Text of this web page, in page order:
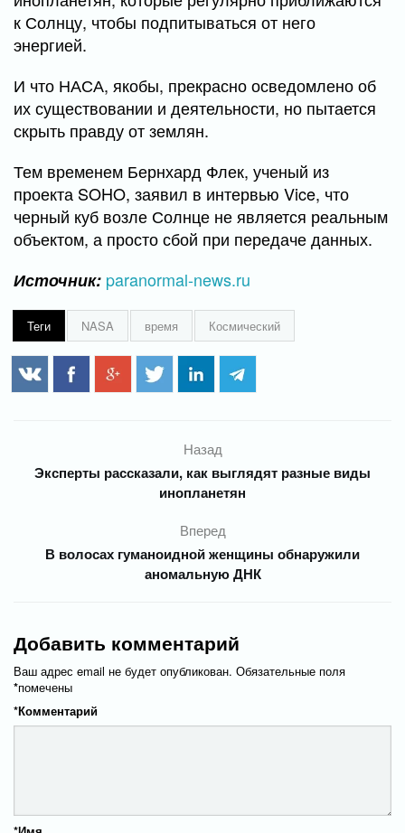
к Солнцу, чтобы подпитываться от него
энергией.
И что НАСА, якобы, прекрасно осведомлено об
их существовании и деятельности, но пытается
скрыть правду от землян.
Тем временем Бернхард Флек, ученый из
проекта SOHO, заявил в интервью Vice, что
черный куб возле Солнце не является реальным
объектом, а просто сбой при передаче данных.
Источник: paranormal-news.ru
Теги NASA время Космический
Назад
Эксперты рассказали, как выглядят разные виды
инопланетян
Вперед
В волосах гуманоидной женщины обнаружили
аномальную ДНК
Добавить комментарий
Ваш адрес email не будет опубликован. Обязательные поля
помечены
*
Комментарий
*